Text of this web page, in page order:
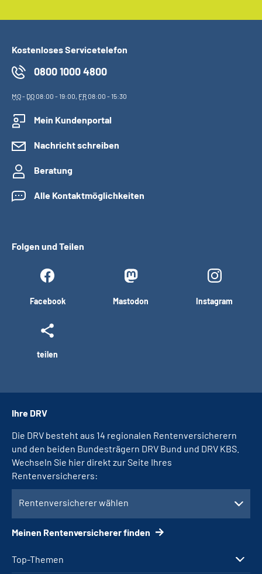
Kostenloses Servicetelefon
0800 1000 4800
MO- DO08:00 - 19:00, FR08:00 - 15:30
Mein Kundenportal
Nachricht schreiben
Beratung
Alle Kontaktmöglichkeiten
Folgen und Teilen
Facebook Mastodon Instagram
teilen
Top-Themen
Ihre DRV
Die DRV besteht aus 14 regionalen Rentenversicherern
und den beiden Bundesträgern DRV Bund und DRV KBS.
Wechseln Sie hier direkt zur Seite Ihres
Rentenversicherers:
Rentenversicherer wählen
Meinen Rentenversicherer finden